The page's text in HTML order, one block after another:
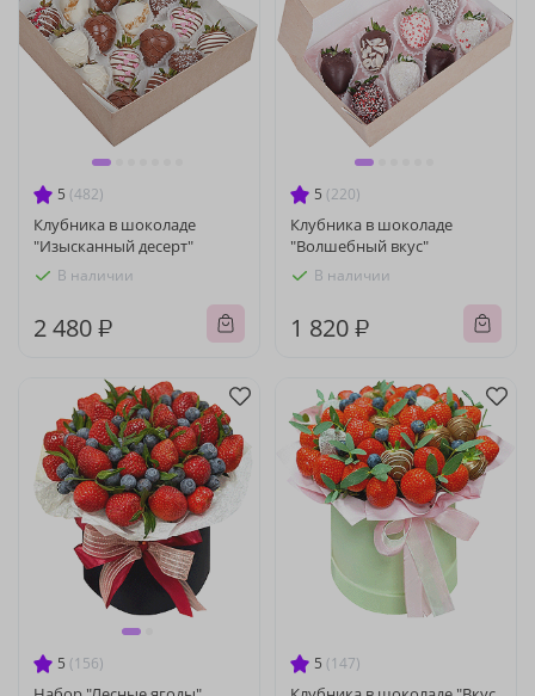
5 (482)
Клубника в шоколаде
"Изысканный десерт"
В наличии
2 480 ₽
5 (220)
Клубника в шоколаде
"Волшебный вкус"
В наличии
1 820 ₽
5 (156) 5 (147)